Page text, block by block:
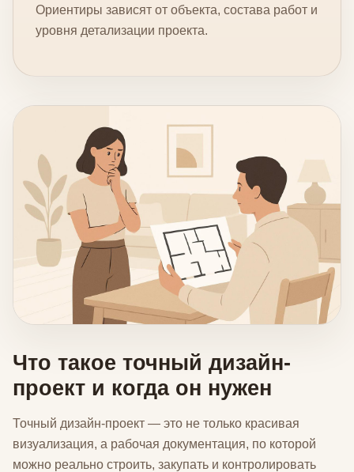
Ориентиры зависят от объекта, состава работ и
уровня детализации проекта.
Что такое точный дизайн-
проект и когда он нужен
Точный дизайн-проект — это не только красивая
визуализация, а рабочая документация, по которой
можно реально строить, закупать и контролировать